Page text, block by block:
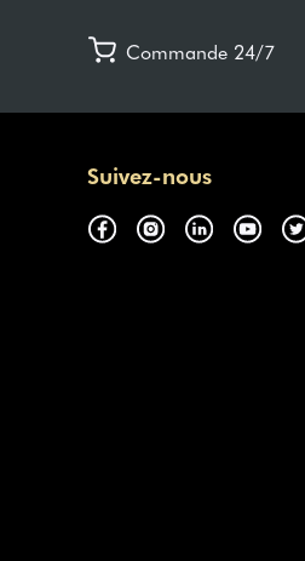
Commande 24/7
Suivez-nous